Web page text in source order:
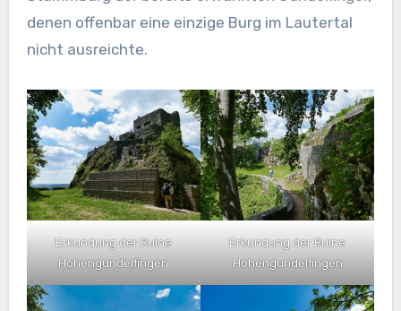
denen offenbar eine einzige Burg im Lautertal
nicht ausreichte.
Erkundung der Ruine
Hohengundelfingen
Erkundung der Ruine
Hohengundelfingen